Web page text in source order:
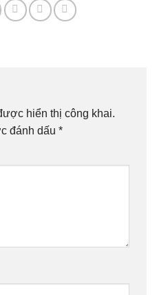
hiển thị công khai.
đánh dấu *